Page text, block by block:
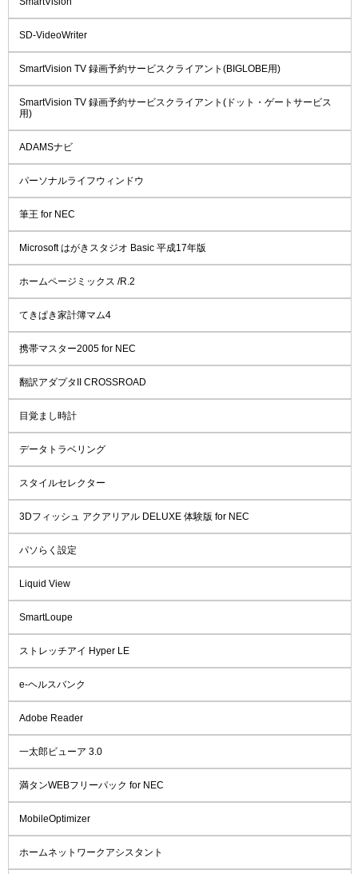
SD-VideoWriter
SmartVision TV 録画予約サービスクライアント(BIGLOBE用)
SmartVision TV 録画予約サービスクライアント(ドット・ゲートサービス
用)
ADAMSナビ
パーソナルライフウィンドウ
筆王 for NEC
Microsoft はがきスタジオ Basic 平成17年版
ホームページミックス /R.2
てきぱき家計簿マム4
携帯マスター2005 for NEC
翻訳アダプタII CROSSROAD
目覚まし時計
データトラベリング
スタイルセレクター
3Dフィッシュ アクアリアル DELUXE 体験版 for NEC
パソらく設定
Liquid View
SmartLoupe
ストレッチアイ Hyper LE
e-ヘルスバンク
Adobe Reader
一太郎ビューア 3.0
満タンWEBフリーパック for NEC
MobileOptimizer
ホームネットワークアシスタント